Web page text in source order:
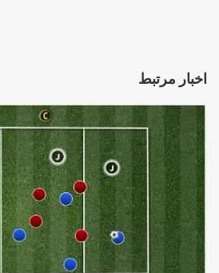
اخبار مرتبط